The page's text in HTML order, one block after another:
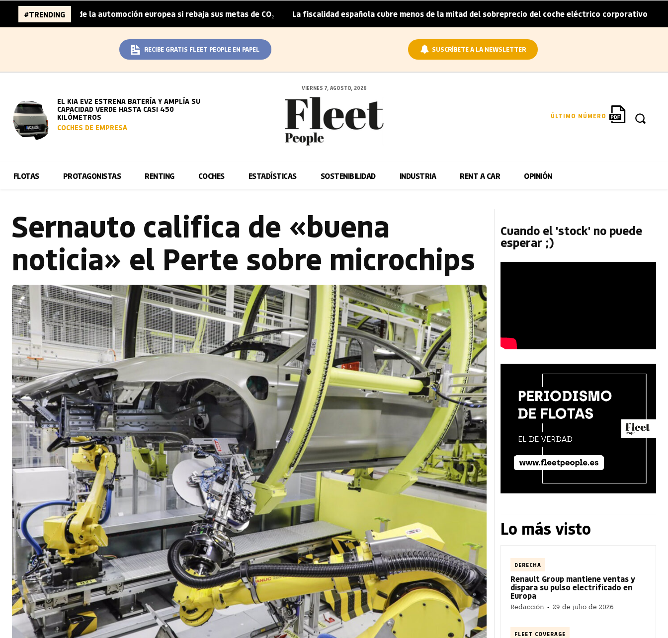
#TRENDING
de la automoción europea si rebaja sus metas de CO₂ | La fiscalidad española cubre menos de la mitad del sobreprecio del coche eléctrico corporativo | Arval
RECIBE GRATIS FLEET PEOPLE EN PAPEL SUSCRÍBETE A LA NEWSLETTER
EL KIA EV2 ESTRENA BATERÍA Y AMPLÍA SU
CAPACIDAD VERDE HASTA CASI 450
KILÓMETROS
COCHES DE EMPRESA
VIERNES 7, AGOSTO, 2026
ÚLTIMO NÚMERO
FLOTAS PROTAGONISTAS RENTING COCHES ESTADÍSTICAS SOSTENIBILIDAD INDUSTRIA RENT A CAR OPINIÓN
Sernauto califica de «buena
noticia» el Perte sobre microchips
Cuando el 'stock' no puede
esperar ;)
Lo más visto
DERECHA
Renault Group mantiene ventas y
dispara su pulso electrificado en
Europa
Redacción - 29 de julio de 2026
FLEET COVERAGE